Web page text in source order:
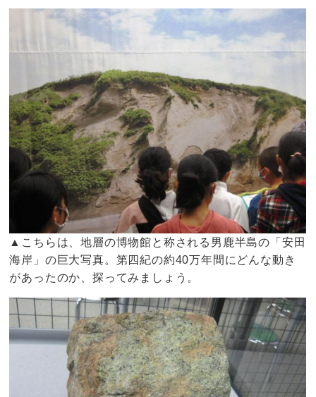
▲こちらは、地層の博物館と称される男鹿半島の「安田
海岸」の巨大写真。第四紀の約40万年間にどんな動き
があったのか、探ってみましょう。